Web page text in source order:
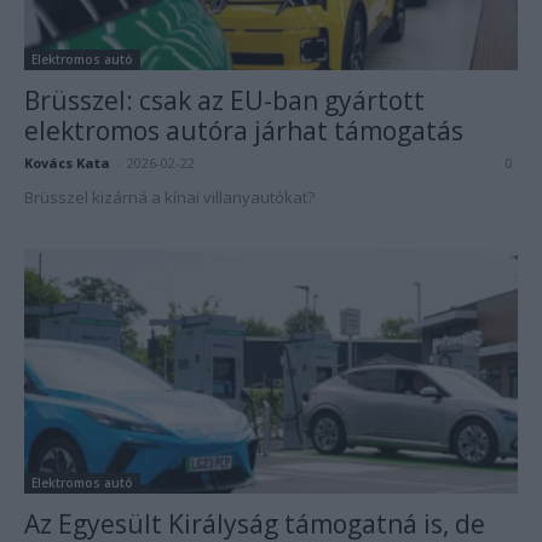
Elektromos autó
Brüsszel: csak az EU-ban gyártott
elektromos autóra járhat támogatás
Kovács Kata 2026-02-22 0
Brüsszel kizárná a kínai villanyautókat?
Elektromos autó
Az Egyesült Királyság támogatná is, de